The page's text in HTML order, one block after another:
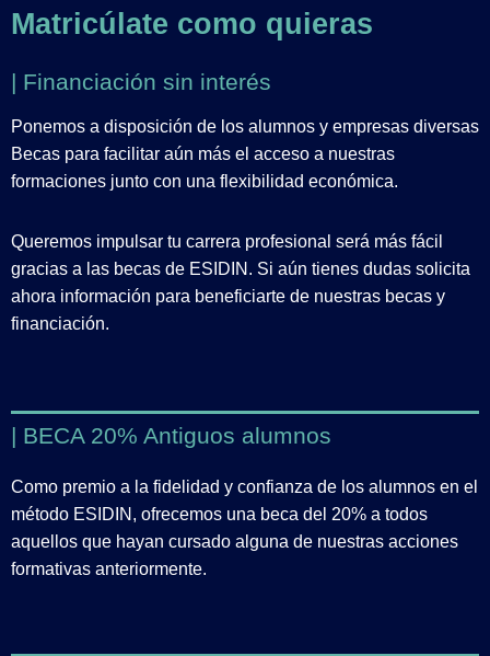
Matricúlate como quieras
| Financiación sin interés
Ponemos a disposición de los alumnos y empresas diversas
Becas para facilitar aún más el acceso a nuestras
formaciones junto con una flexibilidad económica.
Queremos impulsar tu carrera profesional será más fácil
gracias a las becas de ESIDIN. Si aún tienes dudas solicita
ahora información para beneficiarte de nuestras becas y
financiación.
| BECA 20% Antiguos alumnos
Como premio a la fidelidad y confianza de los alumnos en el
método ESIDIN, ofrecemos una beca del 20% a todos
aquellos que hayan cursado alguna de nuestras acciones
formativas anteriormente.